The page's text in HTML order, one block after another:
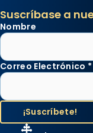
Suscríbase a
Nombre
Correo Electrónico *